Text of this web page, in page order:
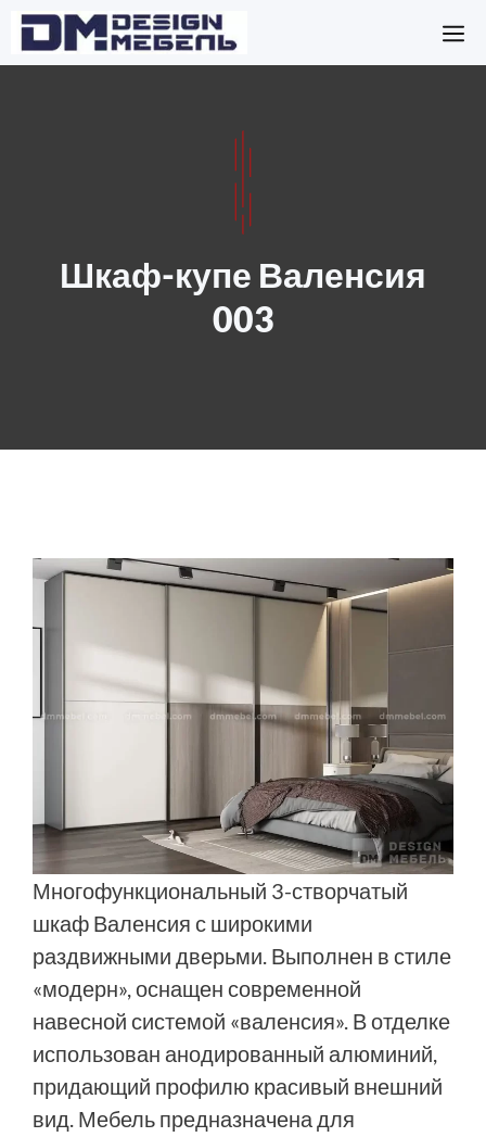
Перейти
Шкаф-купе Валенсия
003
Многофункциональный 3-створчатый
шкаф Валенсия с широкими
раздвижными дверьми. Выполнен в стиле
«модерн», оснащен современной
навесной системой «валенсия». В отделке
использован анодированный алюминий,
придающий профилю красивый внешний
вид. Мебель предназначена для